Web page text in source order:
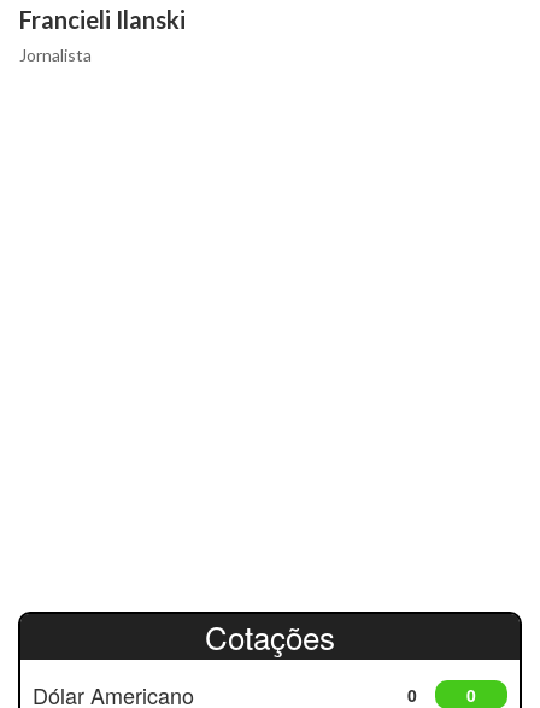
Francieli Ilanski
Jornalista
Cotações
Dólar Americano 0 0